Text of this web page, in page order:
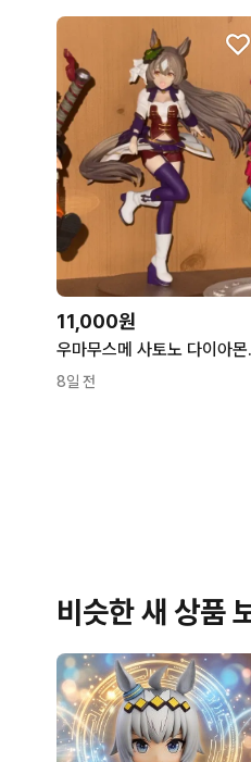
11,000원
우마
8일 전
비슷한 새 상품